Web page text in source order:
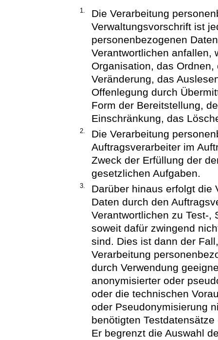
1.
Die Verarbeitung
Verwaltungsvorschrift ist
personenbezogenen
Verantwortlichen anfallen,
Organisation, das
Veränderung, das
Offenlegung durch
Form der Bereitstellung,
Einschränkung, das
2.
Die Verarbeitung
Auftragsverarbeiter im
Zweck der Erfüllung der
gesetzlichen Aufgaben.
3.
Darüber hinaus erfolgt die
Daten durch den
Verantwortlichen zu Test-,
soweit dafür zwingend
sind. Dies ist dann der
Verarbeitung
durch Verwendung
anonymisierter oder
oder die technischen
oder Pseudonymisierung
benötigten
Er begrenzt die Auswahl